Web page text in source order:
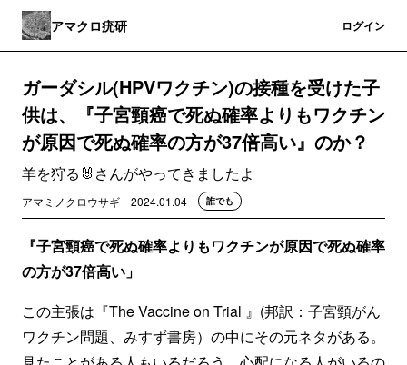
アマクロ疣研 ログイン
ガーダシル(HPVワクチン)の接種を受けた子
供は、『子宮頸癌で死ぬ確率よりもワクチン
が原因で死ぬ確率の方が37倍高い』のか？
羊を狩る🐰さんがやってきましたよ
アマミノクロウサギ 2024.01.04 誰でも
『子宮頸癌で死ぬ確率よりもワクチンが原因で死ぬ確率
の方が37倍高い」
この主張は『The Vaccine on Trial 』(邦訳：子宮頸がん
ワクチン問題、みすず書房）の中にその元ネタがある。